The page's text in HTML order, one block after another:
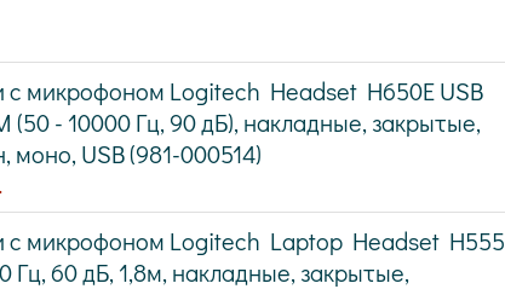
с микрофоном Logitech Headset H650E USB
(50 - 10000 Гц, 90 дБ), накладные, закрытые,
моно, USB (981-000514)
с микрофоном Logitech Laptop Headset H555
Гц, 60 дБ, 1,8м, накладные, закрытые,